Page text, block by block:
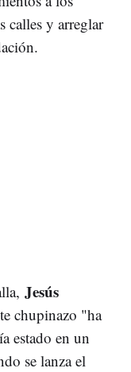
calles y arreglar
Jesús
chupinazo "ha
estado en un
se lanza el